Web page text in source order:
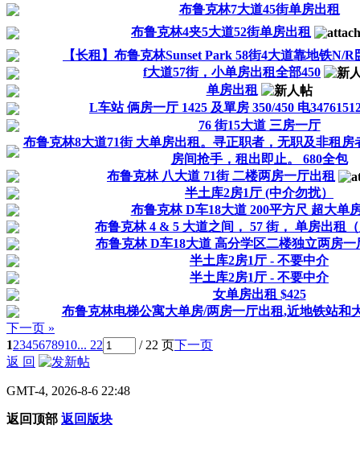
布鲁克林7大道45街单房出租
布鲁克林4夹5大道52街单房出租
【长租】布鲁克林Sunset Park 58街4大道靠地铁N/R
f大道57街，小单房出租全部450
单房出租
L车站 俩房一厅 1425 及單房 350/450 电
76 街15大道 三房一厅
布鲁克林8大道71街 大单房出租。寻正职者，无职及非租
房间抢手，租出即止。 680全包
布鲁克林 八大道 71街 二楼两房一厅出租
半土库2房1厅 (中介勿扰）
布鲁克林 D车18大道 200平方尺 超大单
布鲁克林 4 & 5 大道之间， 57 街， 单房出租
布鲁克林 D车18大道 高分学区二楼独立两房一
半土库2房1厅 - 不要中介
半土库2房1厅 - 不要中介
女单房出租 $425
布鲁克林电梯公寓大单房/两房一厅出租,近地铁站和
下一页 »
12345678910... 22 / 22 页下一页
返 回
GMT-4, 2026-8-6 22:48
返回顶部 返回版块